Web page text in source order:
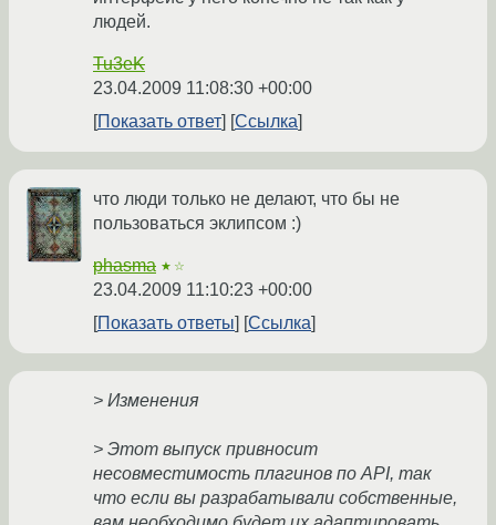
людей.
Tu3eK
23.04.2009 11:08:30 +00:00
Показать ответ
Ссылка
что люди только не делают, что бы не
пользоваться эклипсом :)
phasma ★☆
23.04.2009 11:10:23 +00:00
Показать ответы
Ссылка
> Изменения
> Этот выпуск привносит
несовместимость плагинов по API, так
что если вы разрабатывали собственные,